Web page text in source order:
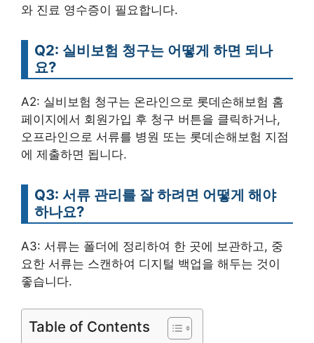
와 진료 영수증이 필요합니다.
Q2: 실비보험 청구는 어떻게 하면 되나
요?
A2: 실비보험 청구는 온라인으로 롯데손해보험 홈
페이지에서 회원가입 후 청구 버튼을 클릭하거나,
오프라인으로 서류를 병원 또는 롯데손해보험 지점
에 제출하면 됩니다.
Q3: 서류 관리를 잘 하려면 어떻게 해야
하나요?
A3: 서류는 폴더에 정리하여 한 곳에 보관하고, 중
요한 서류는 스캔하여 디지털 백업을 해두는 것이
좋습니다.
Table of Contents